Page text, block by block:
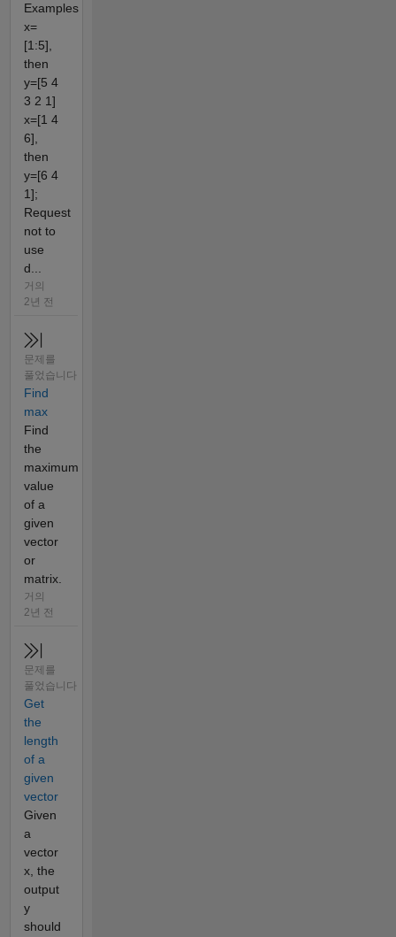
Examples
x=
[1:5],
then
y=[5 4
3 2 1]
x=[1 4
6],
then
y=[6 4
1];
Request
not to
use
d...
거의
2년 전
문제를
풀었습니다
Find
max
Find
the
maximum
value
of a
given
vector
or
matrix.
거의
2년 전
문제를
풀었습니다
Get
the
length
of a
given
vector
Given
a
vector
x, the
output
y
should